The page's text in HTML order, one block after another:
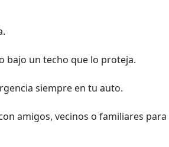
bajo un techo que lo proteja.
siempre en tu auto.
amigos, vecinos o familiares para